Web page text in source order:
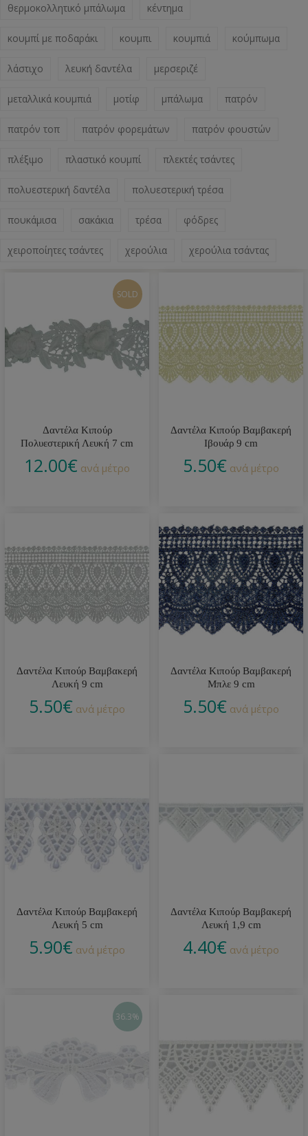
θερμοκολλητικό μπάλωμα κέντημα
κουμπί με ποδαράκι κουμπι κουμπιά κούμπωμα
λάστιχο λευκή δαντέλα μερσεριζέ
μεταλλικά κουμπιά μοτίφ μπάλωμα πατρόν
πατρόν τοπ πατρόν φορεμάτων πατρόν φουστών
πλέξιμο πλαστικό κουμπί πλεκτές τσάντες
πολυεστερική δαντέλα πολυεστερική τρέσα
πουκάμισα σακάκια τρέσα φόδρες
χειροποίητες τσάντες χερούλια χερούλια τσάντας
SOLD
Δαντέλα Κιπούρ
Πολυεστερική Λευκή 7 cm
12.00€ ανά μέτρο
Δαντέλα Κιπούρ Βαμβακερή
Ιβουάρ 9 cm
5.50€ ανά μέτρο
Δαντέλα Κιπούρ Βαμβακερή
Λευκή 9 cm
5.50€ ανά μέτρο
Δαντέλα Κιπούρ Βαμβακερή
Μπλε 9 cm
5.50€ ανά μέτρο
Δαντέλα Κιπούρ Βαμβακερή
Λευκή 5 cm
5.90€ ανά μέτρο
Δαντέλα Κιπούρ Βαμβακερή
Λευκή 1,9 cm
4.40€ ανά μέτρο
36.3%